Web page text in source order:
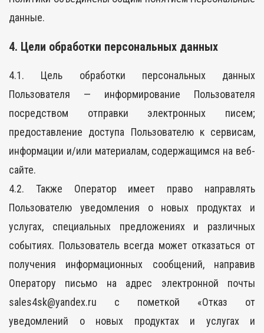
данные.
4. Цели обработки персональных данных
4.1. Цель обработки персональных данных
Пользователя — информирование Пользователя
посредством отправки электронных писем;
предоставление доступа Пользователю к сервисам,
информации и/или материалам, содержащимся на веб-
сайте.
4.2. Также Оператор имеет право направлять
Пользователю уведомления о новых продуктах и
услугах, специальных предложениях и различных
событиях. Пользователь всегда может отказаться от
получения информационных сообщений, направив
Оператору письмо на адрес электронной почты
sales4sk@yandex.ru с пометкой «Отказ от
уведомлений о новых продуктах и услугах и